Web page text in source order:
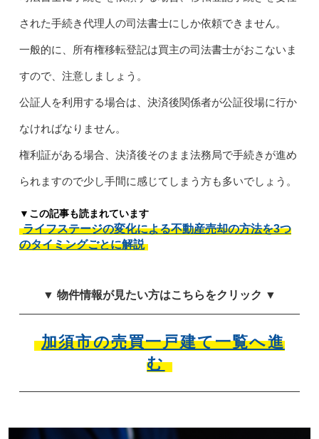
された手続き代理人の司法書士にしか依頼できません。
一般的に、所有権移転登記は買主の司法書士がおこないま
すので、注意しましょう。
公証人を利用する場合は、決済後関係者が公証役場に行か
なければなりません。
権利証がある場合、決済後そのまま法務局で手続きが進め
られますので少し手間に感じてしまう方も多いでしょう。
▼この記事も読まれています
ライフステージの変化による不動産売却の方法を3つ
のタイミングごとに解説
▼ 物件情報が見たい方はこちらをクリック ▼
加須市の売買一戸建て一覧へ進
む